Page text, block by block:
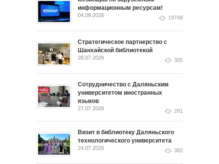
информационным ресурсам!
04.08.2026 19748
Стратегическое партнерство с
Шанхайской библиотекой
28.07.2026 305
Сотрудничество с Даляньским
университетом иностранных
языков
27.07.2026 281
Визит в библиотеку Даляньского
технологического университета
24.07.2026 382